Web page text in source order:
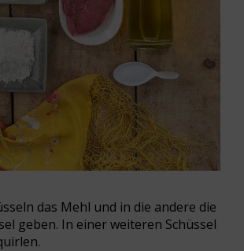
das Mehl und in die andere die
geben. In einer weiteren Schüssel